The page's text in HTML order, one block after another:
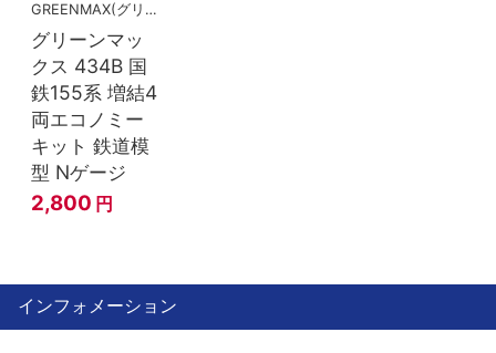
GREENMAX(グリーンマックス）
グリーンマッ
クス 434B 国
鉄155系 増結4
両エコノミー
キット 鉄道模
型 Nゲージ
2,800 円
インフォメーション